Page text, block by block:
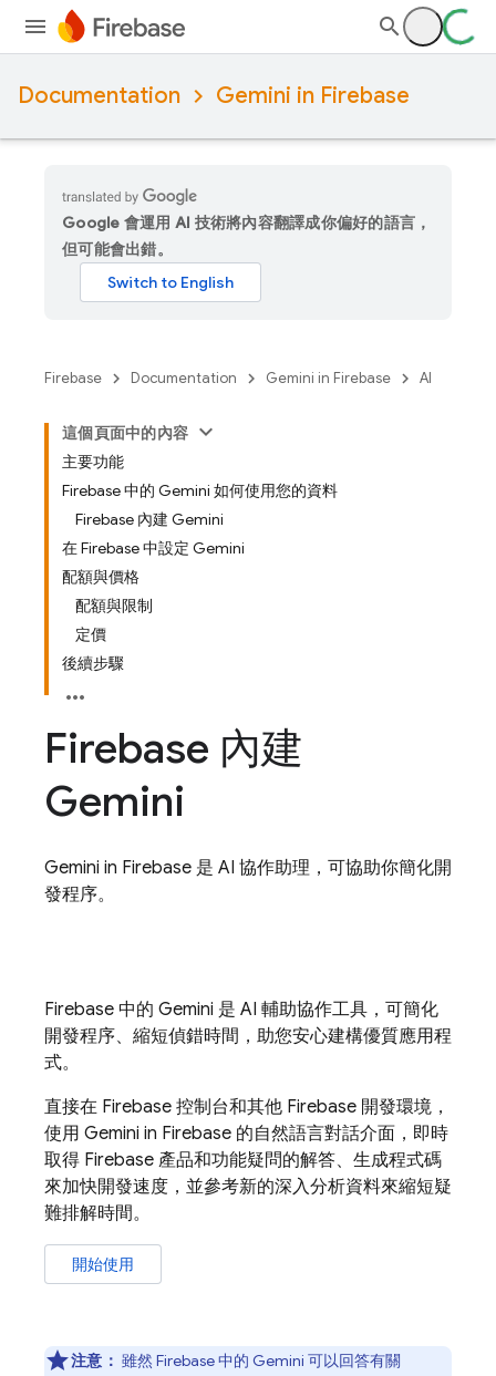
Documentation Gemini in Firebase
Google 會運用 AI 技術將內容翻譯成你偏好的語言，
但可能會出錯。
Firebase Documentation Gemini in Firebase AI
這個頁面中的內容
主要功能
Firebase 中的 Gemini 如何使用您的資料
Firebase 內建 Gemini
在 Firebase 中設定 Gemini
配額與價格
配額與限制
定價
後續步驟
Firebase 內建
Gemini
Gemini in Firebase 是 AI 協作助理，可協助你簡化開
發程序。
Firebase 中的 Gemini 是 AI 輔助協作工具，可簡化
開發程序、縮短偵錯時間，助您安心建構優質應用程
式。
直接在 Firebase 控制台和其他 Firebase 開發環境，
使用 Gemini in Firebase 的自然語言對話介面，即時
取得 Firebase 產品和功能疑問的解答、生成程式碼
來加快開發速度，並參考新的深入分析資料來縮短疑
難排解時間。
開始使用
注意： 雖然 Firebase中的 Gemini 可以回答有關